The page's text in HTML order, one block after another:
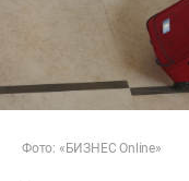
Фото: «БИЗНЕС Online»